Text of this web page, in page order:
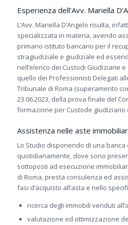
Esperienza dell’Avv. Mariella
L’Avv. Mariella D’Angelo risulta,
specializzata in materia, avendo
primario istituto bancario per il
stragiudiziale e giudiziale ed
nell’elenco dei Custodi Giudiziarie e
quello dei Professionisti Delegati
Tribunale di Roma (superamento
23.06.2023, della prova finale del
formazione per Custode giudiziario
Assistenza nelle aste
Lo Studio disponendo di una banca
quotidianamente, dove sono
sottoposti ad esecuzione
di Roma, presta consulenza ed
fasi d’acquisto all’asta e nello
ricerca degli immobili venduti
valutazione ed ottimizzazione